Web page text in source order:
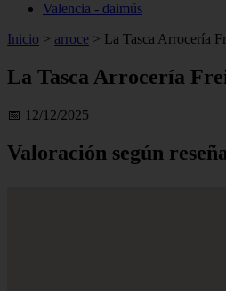
Valencia - daimús
Inicio > arroce > La Tasca Arrocería
La Tasca Arrocería
📅 12/12/2025
Valoración según